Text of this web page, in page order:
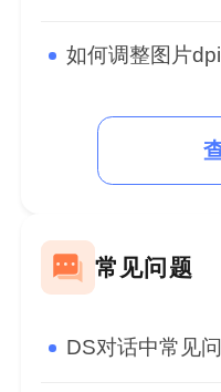
如何调整图片
常见问题
DS对话中常见